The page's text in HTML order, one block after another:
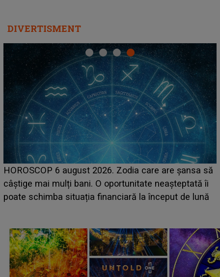
DIVERTISMENT
HOROSCOP 6 august 2026. Zodia care are șansa să
câștige mai mulți bani. O oportunitate neașteptată îi
poate schimba situația financiară la început de lună